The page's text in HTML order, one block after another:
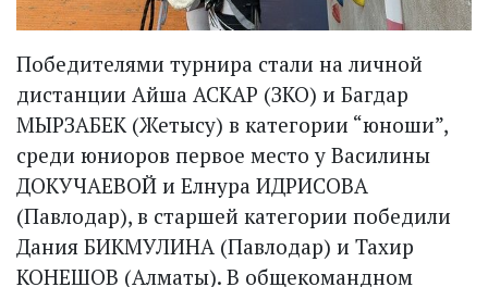
Победителями турнира стали на личной
дистанции Айша АСКАР (ЗКО) и Багдар
МЫРЗАБЕК (Жетысу) в категории “юноши”,
среди юниоров первое место у Василины
ДОКУЧАЕВОЙ и Елнура ИДРИСОВА
(Павлодар), в старшей категории победили
Дания БИКМУЛИНА (Павлодар) и Тахир
КОНЕШОВ (Алматы). В общекомандном